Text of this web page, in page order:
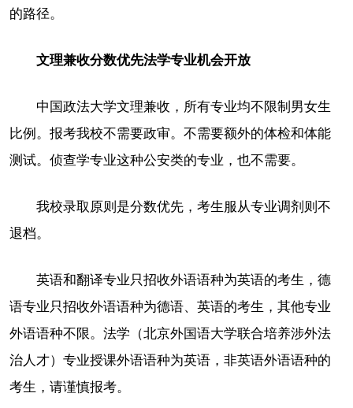
的路径。
文理兼收分数优先法学专业机会开放
中国政法大学文理兼收，所有专业均不限制男女生
比例。报考我校不需要政审。不需要额外的体检和体能
测试。侦查学专业这种公安类的专业，也不需要。
我校录取原则是分数优先，考生服从专业调剂则不
退档。
英语和翻译专业只招收外语语种为英语的考生，德
语专业只招收外语语种为德语、英语的考生，其他专业
外语语种不限。法学（北京外国语大学联合培养涉外法
治人才）专业授课外语语种为英语，非英语外语语种的
考生，请谨慎报考。